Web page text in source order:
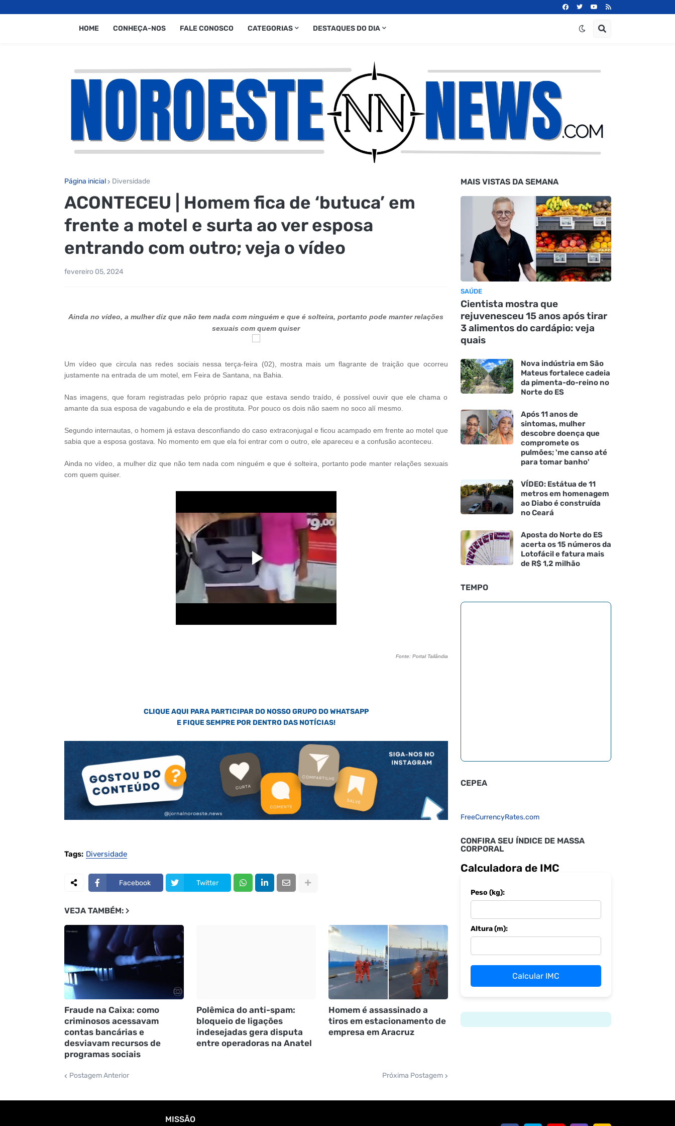
HOME CONHEÇA-NOS FALE CONOSCO CATEGORIAS DESTAQUES DO DIA
Página inicial Diversidade
ACONTECEU | Homem fica de ‘butuca’ em
frente a motel e surta ao ver esposa
entrando com outro; veja o vídeo
fevereiro 05, 2024
Ainda no vídeo, a mulher diz que não tem nada com ninguém e que é solteira, portanto pode manter relações
sexuais com quem quiser
Um vídeo que circula nas redes sociais nessa terça-feira (02), mostra mais um flagrante de traição que ocorreu
justamente na entrada de um motel, em Feira de Santana, na Bahia.
Nas imagens, que foram registradas pelo próprio rapaz que estava sendo traído, é possível ouvir que ele chama o
amante da sua esposa de vagabundo e ela de prostituta. Por pouco os dois não saem no soco alí mesmo.
Segundo internautas, o homem já estava desconfiando do caso extraconjugal e ficou acampado em frente ao motel que
sabia que a esposa gostava. No momento em que ela foi entrar com o outro, ele apareceu e a confusão aconteceu.
Ainda no vídeo, a mulher diz que não tem nada com ninguém e que é solteira, portanto pode manter relações sexuais
com quem quiser.
Fonte: Portal Tailândia
CLIQUE AQUI PARA PARTICIPAR DO NOSSO GRUPO DO WHATSAPP
E FIQUE SEMPRE POR DENTRO DAS NOTÍCIAS!
Tags: Diversidade
Facebook Twitter
VEJA TAMBÉM:
Fraude na Caixa: como
criminosos acessavam
contas bancárias e
desviavam recursos de
programas sociais
Polêmica do anti-spam:
bloqueio de ligações
indesejadas gera disputa
entre operadoras na Anatel
Homem é assassinado a
tiros em estacionamento de
empresa em Aracruz
Postagem Anterior Próxima Postagem
MAIS VISTAS DA SEMANA
SAÚDE
Cientista mostra que
rejuvenesceu 15 anos após tirar
3 alimentos do cardápio: veja
quais
Nova indústria em São
Mateus fortalece cadeia
da pimenta-do-reino no
Norte do ES
Após 11 anos de
sintomas, mulher
descobre doença que
compromete os
pulmões; 'me canso até
para tomar banho'
VÍDEO: Estátua de 11
metros em homenagem
ao Diabo é construída
no Ceará
Aposta do Norte do ES
acerta os 15 números da
Lotofácil e fatura mais
de R$ 1,2 milhão
TEMPO
CEPEA
FreeCurrencyRates.com
CONFIRA SEU ÍNDICE DE MASSA
CORPORAL
Calculadora de IMC
Peso (kg):
Altura (m):
Calcular IMC
MISSÃO